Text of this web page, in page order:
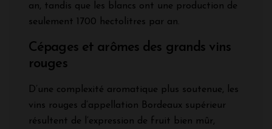
an, tandis que les blancs ont une production de
seulement 1700 hectolitres par an.
Cépages et arômes des grands vins
rouges
D’une complexité aromatique plus soutenue, les
vins rouges d’appellation Bordeaux supérieur
résultent de l’expression de fruit bien mûr,